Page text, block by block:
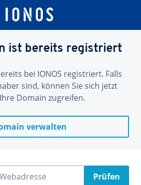
ist bereits registriert
bei IONOS registriert. Falls
sind, können Sie sich jetzt
Domain zugreifen.
verwalten
Prüfen